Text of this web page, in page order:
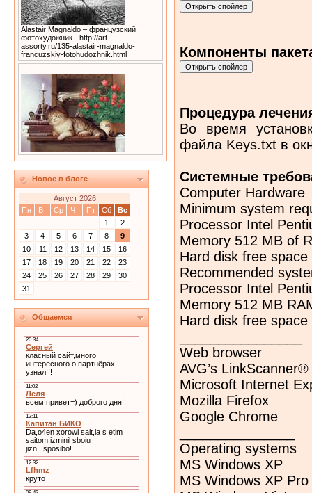
Alastair Magnaldo – французский
фотохудожник - http://art-
assorty.ru/135-alastair-magnaldo-
francuzskiy-fotohudozhnik.html
Новое в блоге
Август 2026
Пн
Вт Ср Чт Пт Сб
Вс
1
2
3
4 5 6 7 8
9
10
11 12 13 14 15
16
17
18 19 20 21 22
23
24
25 26 27 28 29
30
31
Общаемся
Компоненты
Процедура
Во время
файла Keys.txt в
Системные
Computer Hardware
Minimum system
Processor Intel
Memory 512 MB of
Hard disk free
Recommended
Processor Intel
Memory 512 MB
Hard disk free
Web browser
AVG’s
Microsoft Internet
Mozilla Firefox
Google Chrome
Operating systems
MS Windows XP
MS Windows XP